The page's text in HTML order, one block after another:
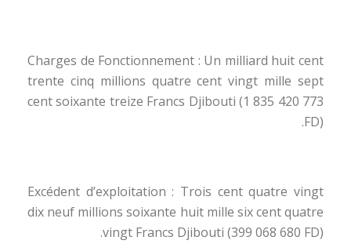
Charges de Fonctionnement : Un milliard huit cent
trente cinq millions quatre cent vingt mille sept
cent soixante treize Francs Djibouti (1 835 420 773
FD).
Excédent d’exploitation : Trois cent quatre vingt
dix neuf millions soixante huit mille six cent quatre
vingt Francs Djibouti (399 068 680 FD).